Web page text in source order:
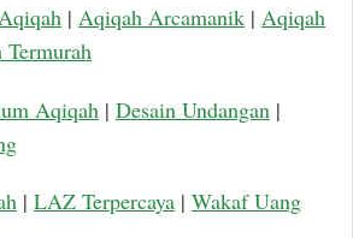
| Aqiqah Arcamanik | Aqiqah
Aqiqah | Desain Undangan |
| LAZ Terpercaya | Wakaf Uang